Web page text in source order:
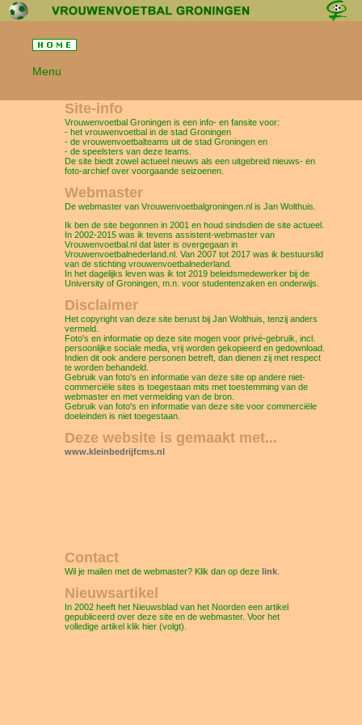
Menu
Site-info
Vrouwenvoetbal Groningen is een info- en fansite voor:
- het vrouwenvoetbal in de stad Groningen
- de vrouwenvoetbalteams uit de stad Groningen en
- de speelsters van deze teams.
De site biedt zowel actueel nieuws als een uitgebreid nieuws- en
foto-archief over voorgaande seizoenen.
Webmaster
De webmaster van Vrouwenvoetbalgroningen.nl is Jan Wolthuis.
Ik ben de site begonnen in 2001 en houd sindsdien de site actueel.
In 2002-2015 was ik tevens assistent-webmaster van
Vrouwenvoetbal.nl dat later is overgegaan in
Vrouwenvoetbalnederland.nl. Van 2007 tot 2017 was ik bestuurslid
van de stichting vrouwenvoetbalnederland.
In het dagelijks leven was ik tot 2019 beleidsmedewerker bij de
University of Groningen, m.n. voor studentenzaken en onderwijs.
Disclaimer
Het copyright van deze site berust bij Jan Wolthuis, tenzij anders
vermeld.
Foto's en informatie op deze site mogen voor privé-gebruik, incl.
persoonlijke sociale media, vrij worden gekopieerd en gedownload.
Indien dit ook andere personen betreft, dan dienen zij met respect
te worden behandeld.
Gebruik van foto's en informatie van deze site op andere niet-
commerciële sites is toegestaan mits met toestemming van de
webmaster en met vermelding van de bron.
Gebruik van foto's en informatie van deze site voor commerciële
doeleinden is niet toegestaan.
Deze website is gemaakt met...
www.kleinbedrijfcms.nl
Contact
Wil je mailen met de webmaster? Klik dan op deze link
Nieuwsartikel
In 2002 heeft het Nieuwsblad van het Noorden een artikel
gepubliceerd over deze site en de webmaster. Voor het
volledige artikel klik hier (volgt).